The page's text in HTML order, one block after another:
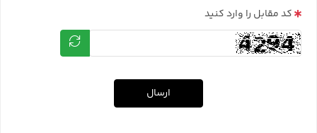
کد مقابل را وارد کنید
ارسال